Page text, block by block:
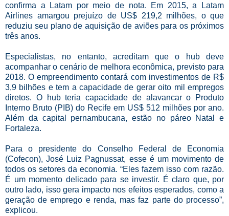
confirma a Latam por meio de nota. Em 2015, a Latam
Airlines amargou prejuízo de US$ 219,2 milhões, o que
reduziu seu plano de aquisição de aviões para os próximos
três anos.
Especialistas, no entanto, acreditam que o hub deve
acompanhar o cenário de melhora econômica, previsto para
2018. O empreendimento contará com investimentos de R$
3,9 bilhões e tem a capacidade de gerar oito mil empregos
diretos. O hub teria capacidade de alavancar o Produto
Interno Bruto (PIB) do Recife em US$ 512 milhões por ano.
Além da capital pernambucana, es­tão no páreo Natal e
Fortaleza.
Para o presidente do Conselho Federal de Economia
(Cofecon), José Luiz Pagnussat, esse é um movimento de
todos os setores da economia. “Eles fazem isso com razão.
É um momento delicado para se investir. É claro que, por
outro lado, isso gera impacto nos efeitos esperados, como a
geração de emprego e renda, mas faz parte do processo”,
explicou.